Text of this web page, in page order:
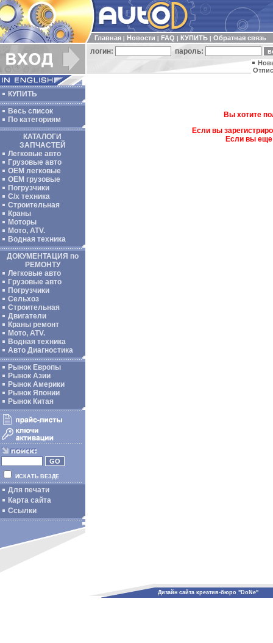
Главная Новости FAQ КУПИТЬ Обратная связь
логин: пароль:
КУПИТЬ
Весь список
По категориям
КАТАЛОГИ
ЗАПЧАСТЕЙ
Легковые авто
Грузовые авто
ОЕМ легковые
OEM грузовые
Погрузчики
С/х техника
Строительная
Краны
Моторы
Мото, ATV.
Водная техника
ДОКУМЕНТАЦИЯ по
РЕМОНТУ
Легковые авто
Грузовые авто
Погрузчики
Сельхоз
Строительная
Двигатели
Краны ремонт
Мото, ATV.
Водная техника
Авто Диагностика
Рынок Европы
Рынок Азии
Рынок Америки
Рынок Японии
Рынок Китая
ИСКАТЬ ВЕЗДЕ
Для печати
Карта сайта
Ссылки
Вы хотите
Если вы
Если вы еще
Дизайн сайта креатив-бюро "DoNe"